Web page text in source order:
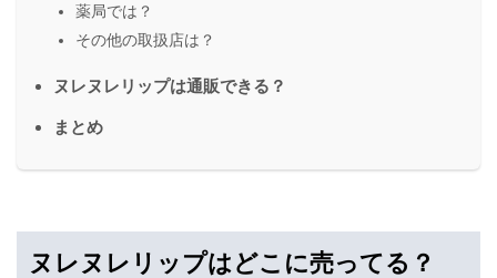
薬局では？
その他の取扱店は？
ヌレヌレリップは通販できる？
まとめ
ヌレヌレリップはどこに売ってる？